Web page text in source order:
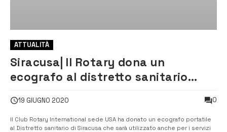
ATTUALITÀ
Siracusa| Il Rotary dona un
ecografo al distretto sanitario
19 GIUGNO 2020 0
Il Club Rotary International sede USA ha donato un ecografo portatile
al Distretto sanitario di Siracusa che sarà utilizzato anche per i servizi